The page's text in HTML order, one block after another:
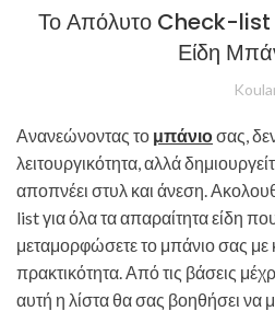
Το Απόλυτο Check-list
Είδη
Ανανεώνοντας το μπάνιοσας,
λειτουργικότητα, αλλά
αποπνέει στυλ και άνεση.
list για όλα τα απαραίτητα είδη
μεταμορφώσετε το μπάνιο σας με
πρακτικότητα. Από τις βάσεις
αυτή η λίστα θα σας βοηθήσει να